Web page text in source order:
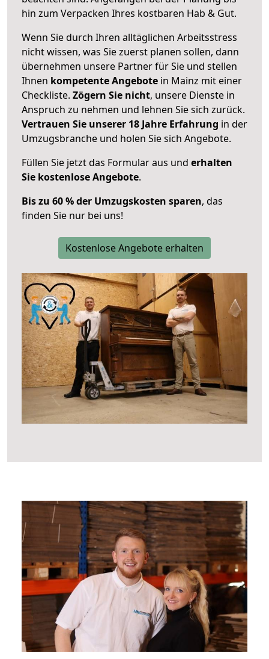
hin zum Verpacken Ihres kostbaren Hab & Gut.
Wenn Sie durch Ihren alltäglichen Arbeitsstress
nicht wissen, was Sie zuerst planen sollen, dann
übernehmen unsere Partner für Sie und stellen
Ihnen kompetente Angebote in Mainz mit einer
Checkliste. Zögern Sie nicht, unsere Dienste in
Anspruch zu nehmen und lehnen Sie sich zurück.
Vertrauen Sie unserer 18 Jahre Erfahrung in der
Umzugsbranche und holen Sie sich Angebote.
Füllen Sie jetzt das Formular aus und erhalten
Sie kostenlose Angebote.
Bis zu 60 % der Umzugskosten sparen, das
finden Sie nur bei uns!
Kostenlose Angebote erhalten